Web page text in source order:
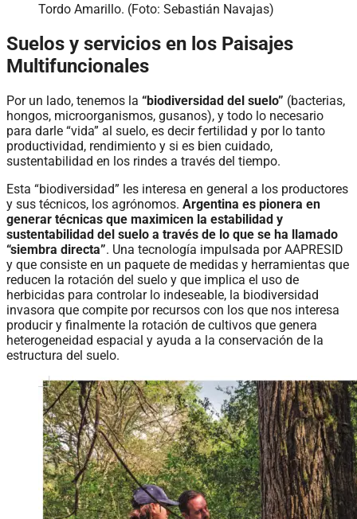
Tordo Amarillo. (Foto: Sebastián Navajas)
Suelos y servicios en los Paisajes
Multifuncionales
Por un lado, tenemos la “biodiversidad del suelo” (bacterias,
hongos, microorganismos, gusanos), y todo lo necesario
para darle “vida” al suelo, es decir fertilidad y por lo tanto
productividad, rendimiento y si es bien cuidado,
sustentabilidad en los rindes a través del tiempo.
Esta “biodiversidad” les interesa en general a los productores
y sus técnicos, los agrónomos. Argentina es pionera en
generar técnicas que maximicen la estabilidad y
sustentabilidad del suelo a través de lo que se ha llamado
“siembra directa”. Una tecnología impulsada por AAPRESID
y que consiste en un paquete de medidas y herramientas que
reducen la rotación del suelo y que implica el uso de
herbicidas para controlar lo indeseable, la biodiversidad
invasora que compite por recursos con los que nos interesa
producir y finalmente la rotación de cultivos que genera
heterogeneidad espacial y ayuda a la conservación de la
estructura del suelo.